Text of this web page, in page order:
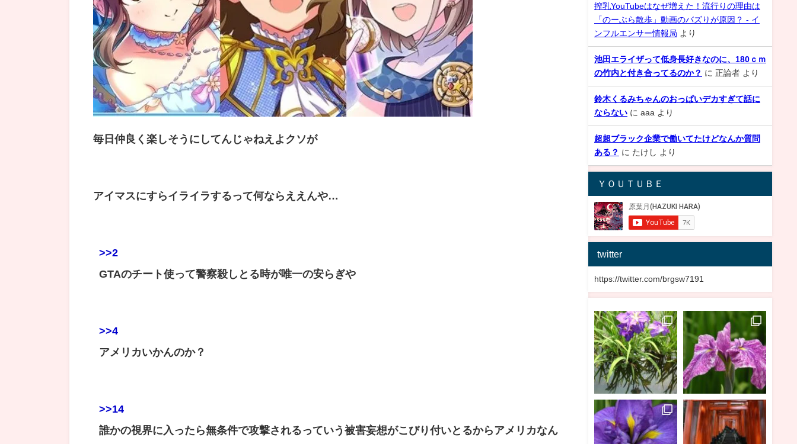
毎日仲良く楽しそうにしてんじゃねえよクソが
アイマスにすらイライラするって何ならええんや…
>>2
GTAのチート使って警察殺しとる時が唯一の安らぎや
>>4
アメリカいかんのか？
>>14
誰かの視界に入ったら無条件で攻撃されるっていう被害妄想がこびり付いとるからアメリカなん
搾乳YouTubeはなぜ増えた！流行りの理由は
「のーぶら散歩」動画のバズりが原因？ - イ
ンフルエンサー情報局 より
池田エライザって低身長好きなのに、180ｃｍ
の竹内と付き合ってるのか？ に 正論者 より
鈴木くるみちゃんのおっぱいデカすぎて話に
ならない に aaa より
超超ブラック企業で働いてたけどなんか質問
ある？ に たけし より
ＹＯＵＴＵＢＥ
twitter
https://twitter.com/brgsw7191